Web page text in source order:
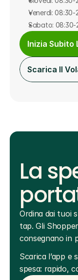
Venerdì: 08:30-
Sabato: 08:30-
Inizia Subito
Scarica Il
La
Ordina dai tuoi
tap. Gli
consegnano in
Scarica l’app
spesa: rapido,